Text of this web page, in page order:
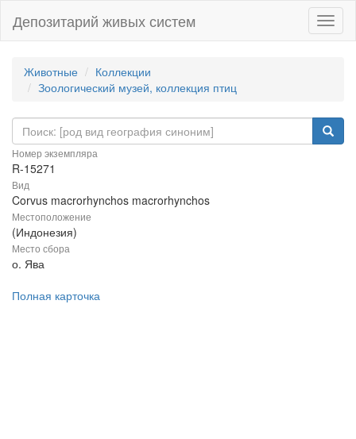
Депозитарий живых систем
Животные
Коллекции
Зоологический музей, коллекция птиц
Номер экземпляра
R-15271
Вид
Corvus macrorhynchos macrorhynchos
Местоположение
(Индонезия)
Место сбора
о. Ява
Полная карточка